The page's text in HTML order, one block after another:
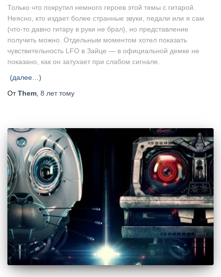
Только что покрутил немного героев этой темы с гитарой.
Неясно, кто издает более странные звуки, педали или я сам
(что-то давно гитару в руки не брал), но представление
получить можно. Отдельным моментом хотел показать
чувствительность LFO в Зайце — в официальной демке не
показано, как он затухает при слабом сигнале.
(далее…)
ОтThem 8 леттому